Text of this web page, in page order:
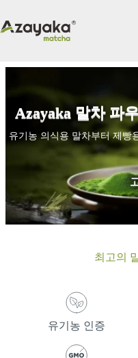
content
Azayaka 말차 파
유기농 의식용 말차부터 제빵
최고의
유기농 인증